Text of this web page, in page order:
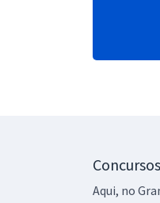
Concursos
Aqui, no